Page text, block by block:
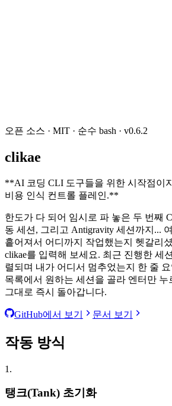
오픈 소스 · MIT · 순수 bash · v0.6.2
clikae
**AI 코딩 CLI 도구들을 위한 시작점이
비용 인식 컨트롤 플레인.**
한도가 다 되어 임시로 파 놓은 두 번째
동 세션, 그리고 Antigravity 세션까지...
흩어져서 어디까지 작업했는지 헷갈리
clikae를 입력해 보세요. 최근 진행한 세
렬되며 내가 어디서 멈추었는지 한 줄
목록에서 원하는 세션을 골라 엔터만 누
그대로 즉시 돌아갑니다.
GitHub에서 보기 문서 보기
작동 방식
1.
탱크(Tank) 초기화